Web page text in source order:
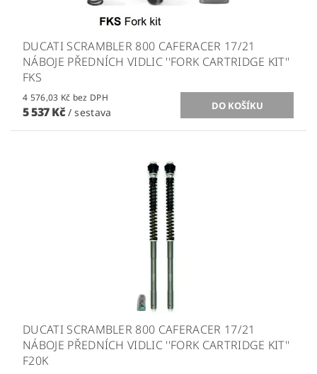
DUCATI SCRAMBLER 800 CAFERACER 17/21
NÁBOJE PŘEDNÍCH VIDLIC ''FORK CARTRIDGE KIT''
FKS
4 576,03 Kč bez DPH
5 537 Kč / sestava
DUCATI SCRAMBLER 800 CAFERACER 17/21
NÁBOJE PŘEDNÍCH VIDLIC ''FORK CARTRIDGE KIT''
F20K